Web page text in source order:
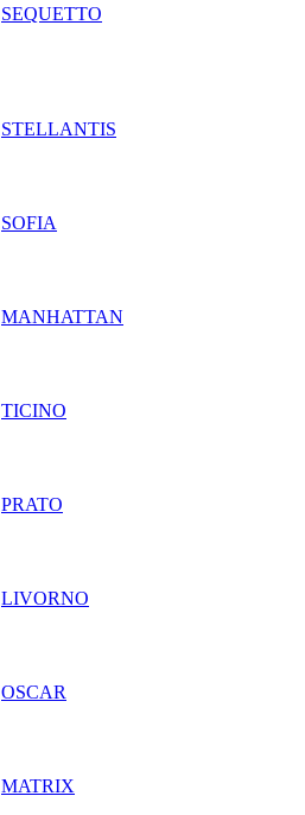
SEQUETTO
STELLANTIS
SOFIA
MANHATTAN
TICINO
PRATO
LIVORNO
OSCAR
MATRIX